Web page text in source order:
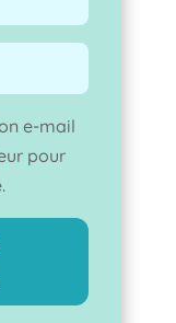
e-mail
pour